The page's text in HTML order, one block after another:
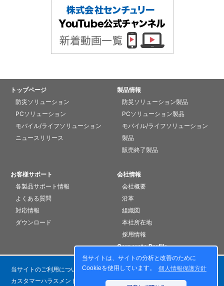
当サイトは、サイトの分析と改善のために
Cookieを使用しています。
個人情報保護方針
トップページ
防災ソリューション
PCソリューション
モバイル/ライフソリューション
ニュースリリース
製品情報
防災ソリューション製品
PCソリューション製品
モバイル/ライフソリューション
製品
販売終了製品
お客様サポート
各製品サポート情報
よくある質問
対応情報
ダウンロード
会社情報
会社概要
沿革
組織図
本社所在地
採用情報
Corporate Profile
当サイトのご利用について
個人情報保護方針
カスタマーハラスメントに対する基本方針
お問い合わせ